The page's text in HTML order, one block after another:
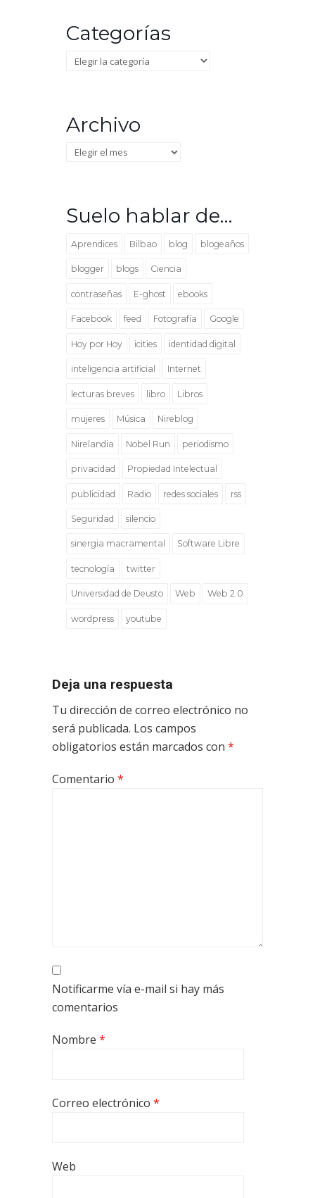
Categorías
Categorías
Archivo
Archivo
Suelo hablar de…
Aprendices Bilbao blog blogeaños
blogger blogs Ciencia
contraseñas E-ghost ebooks
Facebook feed Fotografía Google
Hoy por Hoy icities identidad digital
inteligencia artificial Internet
lecturas breves libro Libros
mujeres Música Nireblog
Nirelandia Nobel Run periodismo
privacidad Propiedad Intelectual
publicidad Radio redes sociales rss
Seguridad silencio
sinergia macramental Software Libre
tecnología twitter
Universidad de Deusto Web Web 2.0
wordpress youtube
Deja una respuesta
Tu dirección de correo electrónico no
será publicada. Los campos
obligatorios están marcados con *
Comentario *
Notificarme vía e-mail si hay más
comentarios
Nombre *
Correo electrónico *
Web